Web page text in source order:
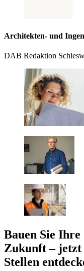
Architekten- und
DAB Redaktion
Bauen Sie Ihre
Zukunft – jetzt
Stellen